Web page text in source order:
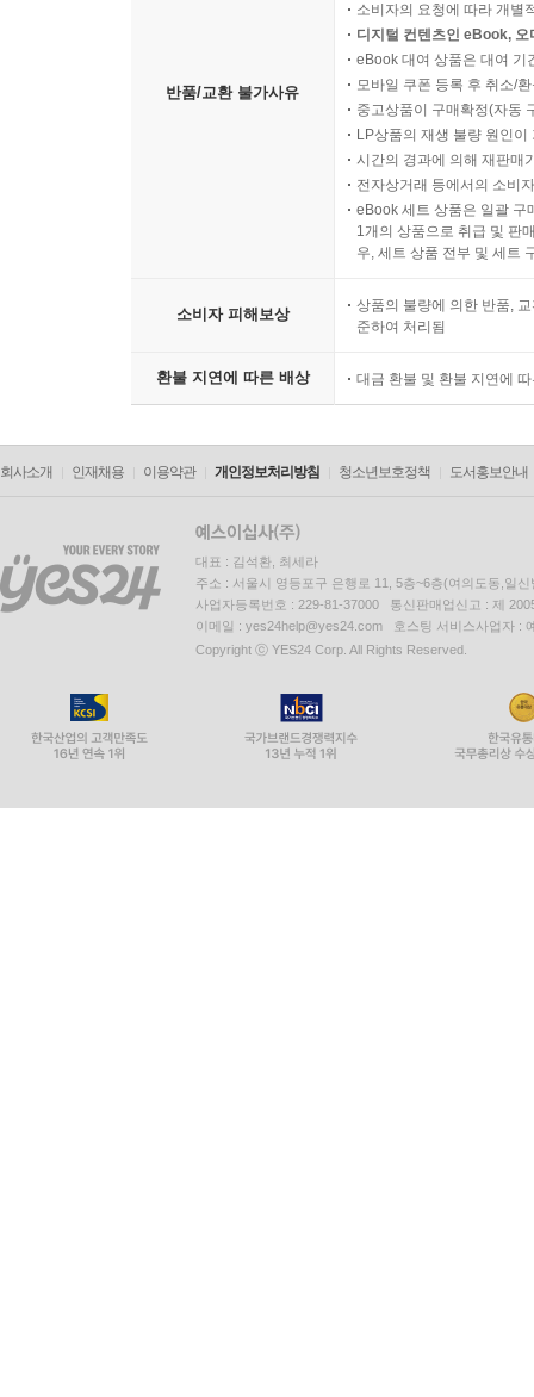
반품/교환 불가사유
소비자의 요청에 따라 개별
디지털 컨텐츠인 eBook,
eBook 대여 상품은 대여 기
모바일 쿠폰 등록 후 취소/
중고상품이 구매확정(자동
LP상품의 재생 불량 원인
시간의 경과에 의해 재판매
전자상거래 등에서의 소비
eBook 세트 상품은 일괄 구
1개의 상품으로 취급 및 판
우, 세트 상품 전부 및 세트
소비자 피해보상
상품의 불량에 의한 반품,
준하여 처리됨
환불 지연에 따른 배상 대금 환불 및 환불 지연에
회사소개 인재채용 이용약관 개인정보처리방침 청소년보호정책 도서홍보안내
대표 : 김석환, 최세라
주소 : 서울시 영등포구 은행로 11, 5층~6층(여의도동,일신
사업자등록번호 : 229-81-37000 통신판매업신고 : 제
이메일 : yes24help@yes24.com 호스팅 서비스사업자 :
Copyright ⓒ YES24 Corp. All Rights Reserved.